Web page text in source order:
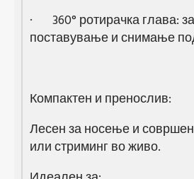
· 360° ротирачка глава:
поставување и снимање
Компактен и пренослив:
Лесен за носење и
или стриминг во живо.